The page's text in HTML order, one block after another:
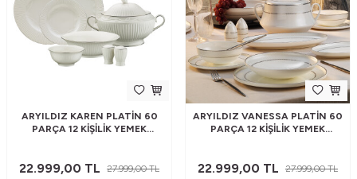
ARYILDIZ KAREN PLATIN 60
PARÇA 12 KIŞILIK YEMEK
22.999,00 TL 27.999,00TL
ARYILDIZ VANESSA PLATIN 60
PARÇA 12 KIŞILIK YEMEK
22.999,00 TL 27.999,00TL